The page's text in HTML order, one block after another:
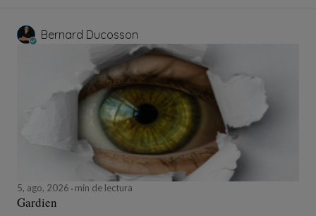
Bernard Ducosson
5, ago, 2026 min de lectura
Gardien